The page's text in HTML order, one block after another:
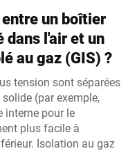
un boîtier
dans l'air et un
au gaz (GIS) ?
tension sont séparées
(par exemple,
interne pour le
plus facile à
Isolation au gaz